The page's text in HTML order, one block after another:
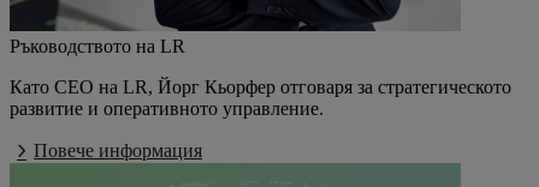
Ръководството на LR
Като CEO на LR, Йорг Кьорфер отговаря за стратегическото
развитие и оперативното управление.
Повече информация